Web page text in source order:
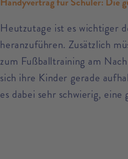
Heutzutage ist es wichtiger
heranzuführen. Zusätzlich
zum Fußballtraining am
sich ihre Kinder gerade
es dabei sehr schwierig,